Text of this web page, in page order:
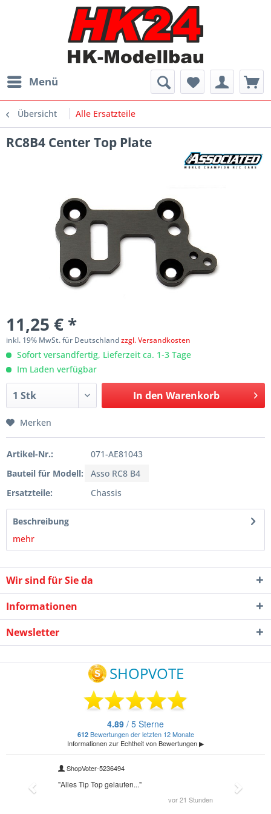
Menü
Übersicht Alle Ersatzteile
RC8B4 Center Top Plate
11,25 € *
inkl. 19% MwSt. für Deutschlandzzgl. Versandkosten
Sofort versandfertig, Lieferzeit ca. 1-3 Tage
Im Laden verfügbar
In den Warenkorb
Merken
Artikel-Nr.:
071-AE81043
Bauteil für Modell:
Asso RC8 B4
Ersatzteile:
Chassis
Beschreibung
mehr
Wir sind für Sie da
Informationen
Newsletter